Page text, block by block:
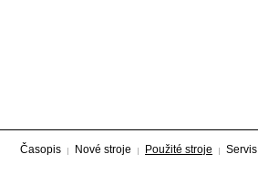
Časopis Nové stroje Použité stroje Servis